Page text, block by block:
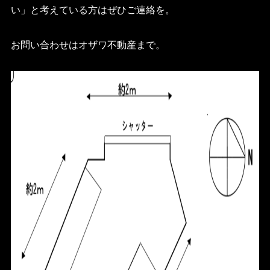
い」と考えている方はぜひご連絡を。
お問い合わせはオザワ不動産まで。